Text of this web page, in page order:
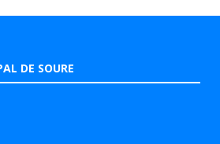
DE SOURE